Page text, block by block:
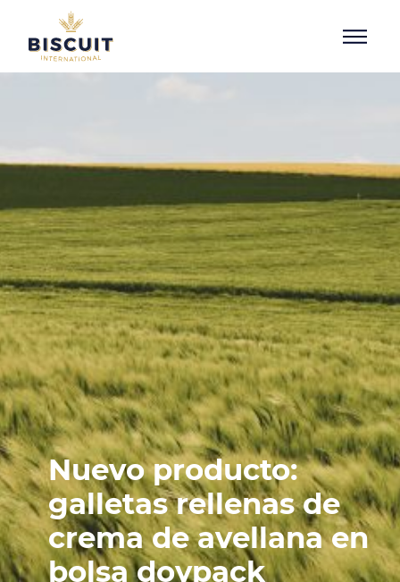
Aller au contenu
Nuevo producto:
galletas rellenas de
crema de avellana en
bolsa doypack